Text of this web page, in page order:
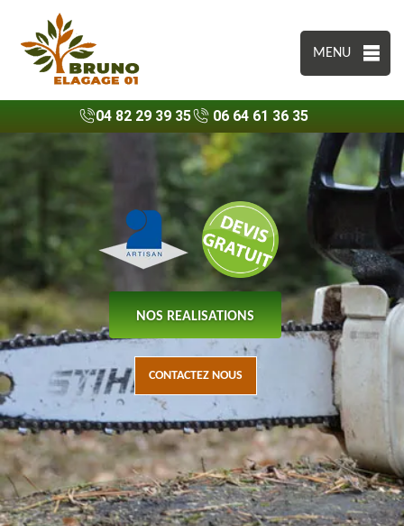
MENU
04 82 29 39 35 06 64 61 36 35
NOS REALISATIONS
CONTACTEZ NOUS